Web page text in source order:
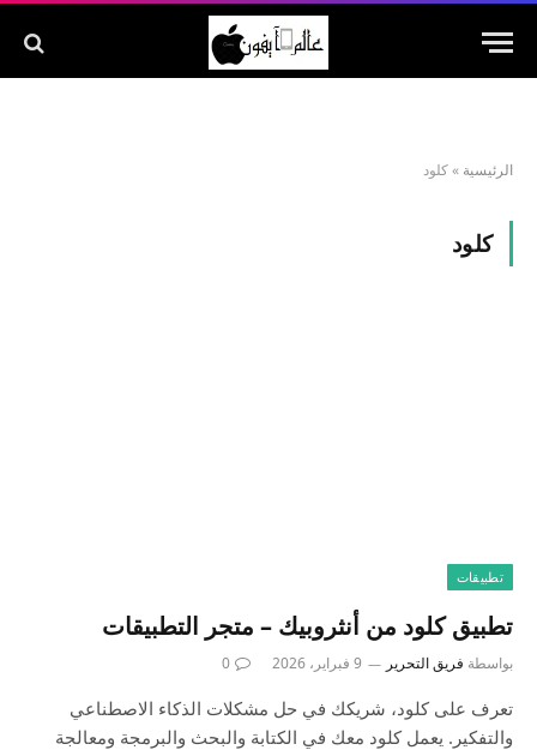
الرئيسية »كلود
كلود
تطبيقات
تطبيق كلود من أنثروبيك – متجر التطبيقات
بواسطة فريق التحرير 9 فبراير، 2026 0
تعرف على كلود، شريكك في حل مشكلات الذكاء الاصطناعي
والتفكير. يعمل كلود معك في الكتابة والبحث والبرمجة ومعالجة